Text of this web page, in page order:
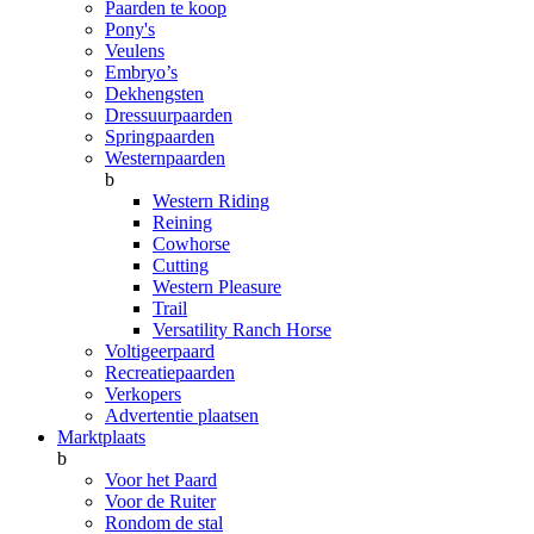
Paarden te koop
Pony's
Veulens
Embryo’s
Dekhengsten
Dressuurpaarden
Springpaarden
Westernpaarden
b
Western Riding
Reining
Cowhorse
Cutting
Western Pleasure
Trail
Versatility Ranch Horse
Voltigeerpaard
Recreatiepaarden
Verkopers
Advertentie plaatsen
Marktplaats
b
Voor het Paard
Voor de Ruiter
Rondom de stal